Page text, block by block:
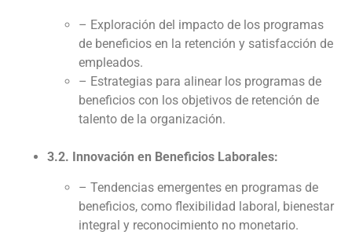
– Exploración del impacto de los programas
de beneficios en la retención y satisfacción de
empleados.
– Estrategias para alinear los programas de
beneficios con los objetivos de retención de
talento de la organización.
3.2. Innovación en Beneficios Laborales:
– Tendencias emergentes en programas de
beneficios, como flexibilidad laboral, bienestar
integral y reconocimiento no monetario.